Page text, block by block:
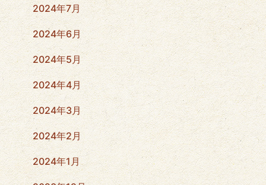
2024年7月
2024年6月
2024年5月
2024年4月
2024年3月
2024年2月
2024年1月